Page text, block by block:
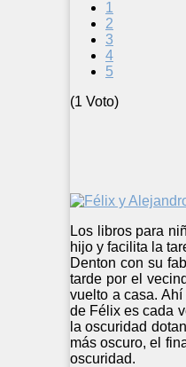
1
2
3
4
5
(1 Voto)
Los libros para
hijo y facilita la
Denton con su
tarde por el
vuelto a casa.
de Félix es cada
la oscuridad
más oscuro, el
oscuridad.